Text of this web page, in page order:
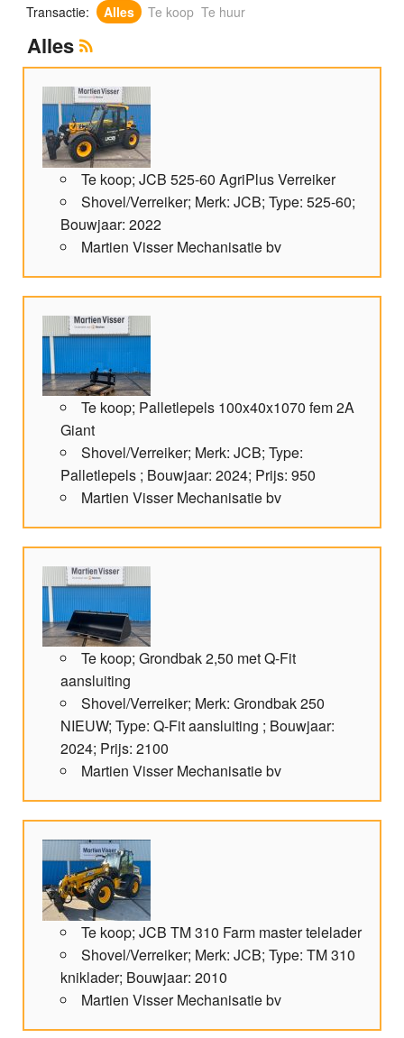
Transactie: Alles Te koop Te huur
Alles
Te koop; JCB 525-60 AgriPlus Verreiker
Shovel/Verreiker; Merk: JCB; Type: 525-60;
Bouwjaar: 2022
Martien Visser Mechanisatie bv
Te koop; Palletlepels 100x40x1070 fem 2A
Giant
Shovel/Verreiker; Merk: JCB; Type:
Palletlepels ; Bouwjaar: 2024; Prijs: 950
Martien Visser Mechanisatie bv
Te koop; Grondbak 2,50 met Q-Fit
aansluiting
Shovel/Verreiker; Merk: Grondbak 250
NIEUW; Type: Q-Fit aansluiting ; Bouwjaar:
2024; Prijs: 2100
Martien Visser Mechanisatie bv
Te koop; JCB TM 310 Farm master telelader
Shovel/Verreiker; Merk: JCB; Type: TM 310
kniklader; Bouwjaar: 2010
Martien Visser Mechanisatie bv